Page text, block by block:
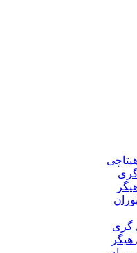
گری